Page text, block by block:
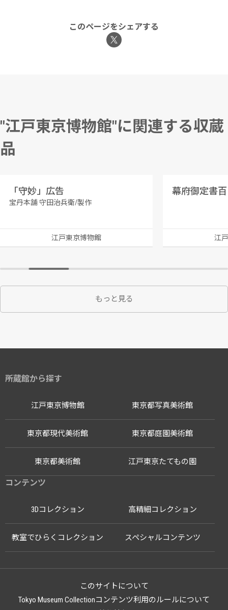
このページをシェアする
"江戸東京博物館"に関連する収蔵
品
「守妙」広告
宝丹本舗 守田治兵衛/製作
江戸東京博物館
幕府御定書
江
もっと見る
所蔵館から探す
江戸東京博物館
江戸東京たてもの園
東京都写真美術館
東京都現代美術館 東京都庭園美術館
東京都美術館
コンテンツ
3Dコレクション 高精細コレクション
教室でひらくコレクション スペシャルコンテンツ
このサイトについて
Tokyo Museum Collectionコンテンツ利用のルールについて